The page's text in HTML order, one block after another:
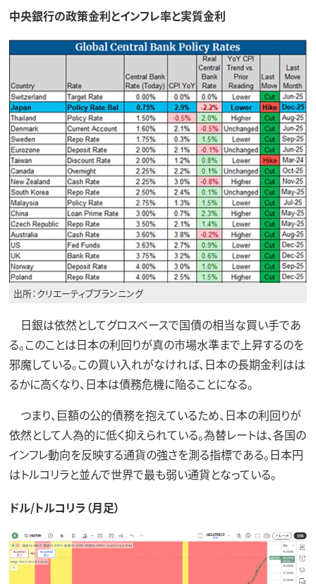
中央銀行の政策金利とインフレ率と実質金利
出所：クリエーティブプランニング
日銀は依然としてグロスベースで国債の相当な買い手であ
る。このことは日本の利回りが真の市場水準まで上昇するのを
邪魔している。この買い入れがなければ、日本の長期金利はは
るかに高くなり、日本は債務危機に陥ることになる。
つまり、巨額の公的債務を抱えているため、日本の利回りが
依然として人為的に低く抑えられている。為替レートは、各国の
インフレ動向を反映する通貨の強さを測る指標である。日本円
はトルコリラと並んで世界で最も弱い通貨となっている。
ドル/トルコリラ（月足）